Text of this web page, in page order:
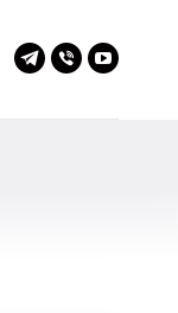
Telegram
Viber